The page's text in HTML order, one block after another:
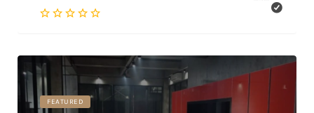
FEATURED